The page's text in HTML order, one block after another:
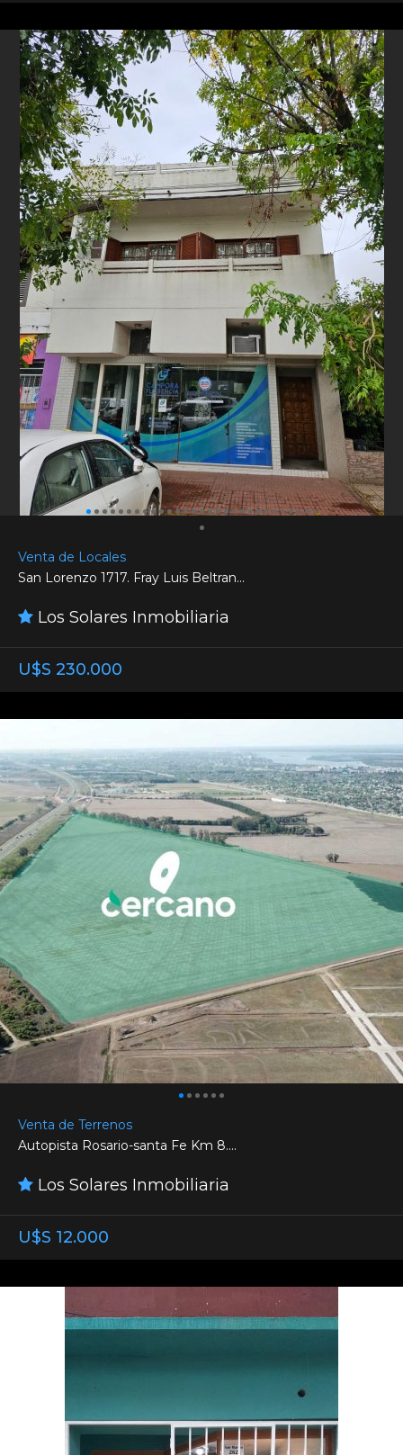
Venta de Locales
San Lorenzo 1717. Fray Luis Beltran...
Los Solares Inmobiliaria
U$S 230.000
Venta de Terrenos
Autopista Rosario-santa Fe Km 8....
Los Solares Inmobiliaria
U$S 12.000